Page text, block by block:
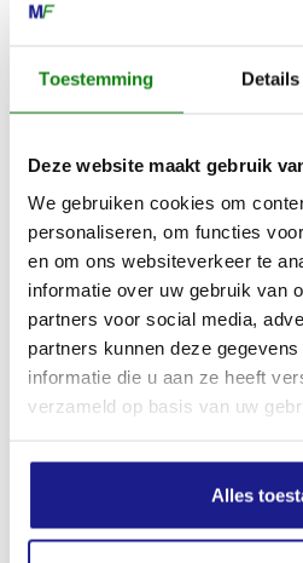
Toestemming Details
Deze website maakt gebruik
We gebruiken cookies om
personaliseren, om functies
en om ons websiteverkeer te
informatie over uw gebruik van
partners voor social media,
partners kunnen deze
informatie die u aan ze heeft
verzameld op basis van uw
Alles
DYNAMIC DURO,
€18,10